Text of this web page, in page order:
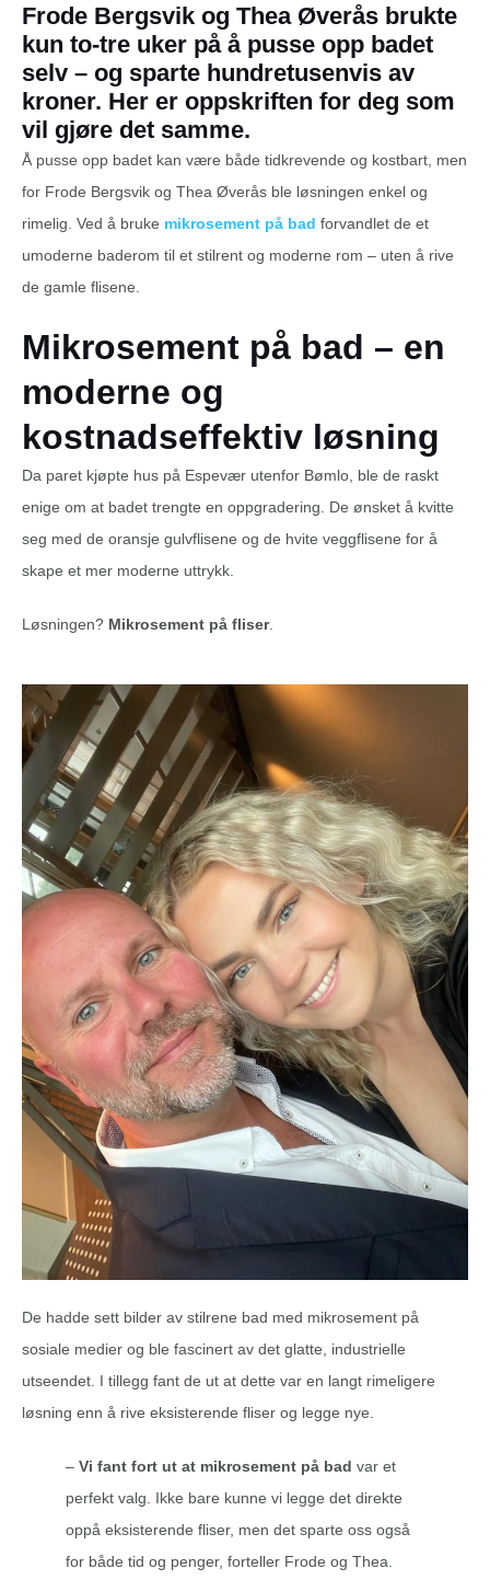
Frode Bergsvik og Thea Øverås brukte
kun to-tre uker på å pusse opp badet
selv – og sparte hundretusenvis av
kroner. Her er oppskriften for deg som
vil gjøre det samme.
Å pusse opp badet kan være både tidkrevende og kostbart, men
for Frode Bergsvik og Thea Øverås ble løsningen enkel og
rimelig. Ved å bruke mikrosement på bad forvandlet de et
umoderne baderom til et stilrent og moderne rom – uten å rive
de gamle flisene.
Mikrosement på bad – en
moderne og
kostnadseffektiv løsning
Da paret kjøpte hus på Espevær utenfor Bømlo, ble de raskt
enige om at badet trengte en oppgradering. De ønsket å kvitte
seg med de oransje gulvflisene og de hvite veggflisene for å
skape et mer moderne uttrykk.
Løsningen? Mikrosement på fliser.
De hadde sett bilder av stilrene bad med mikrosement på
sosiale medier og ble fascinert av det glatte, industrielle
utseendet. I tillegg fant de ut at dette var en langt rimeligere
løsning enn å rive eksisterende fliser og legge nye.
– Vi fant fort ut at mikrosement på bad var et
perfekt valg. Ikke bare kunne vi legge det direkte
oppå eksisterende fliser, men det sparte oss også
for både tid og penger, forteller Frode og Thea.